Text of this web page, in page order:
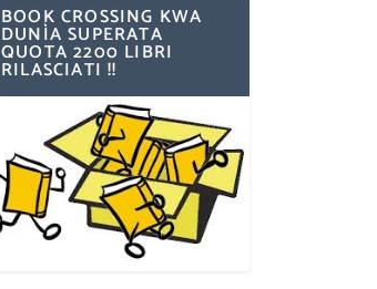
BOOK CROSSING KWA
DUNÌA SUPERATA
QUOTA 2200 LIBRI
RILASCIATI !!